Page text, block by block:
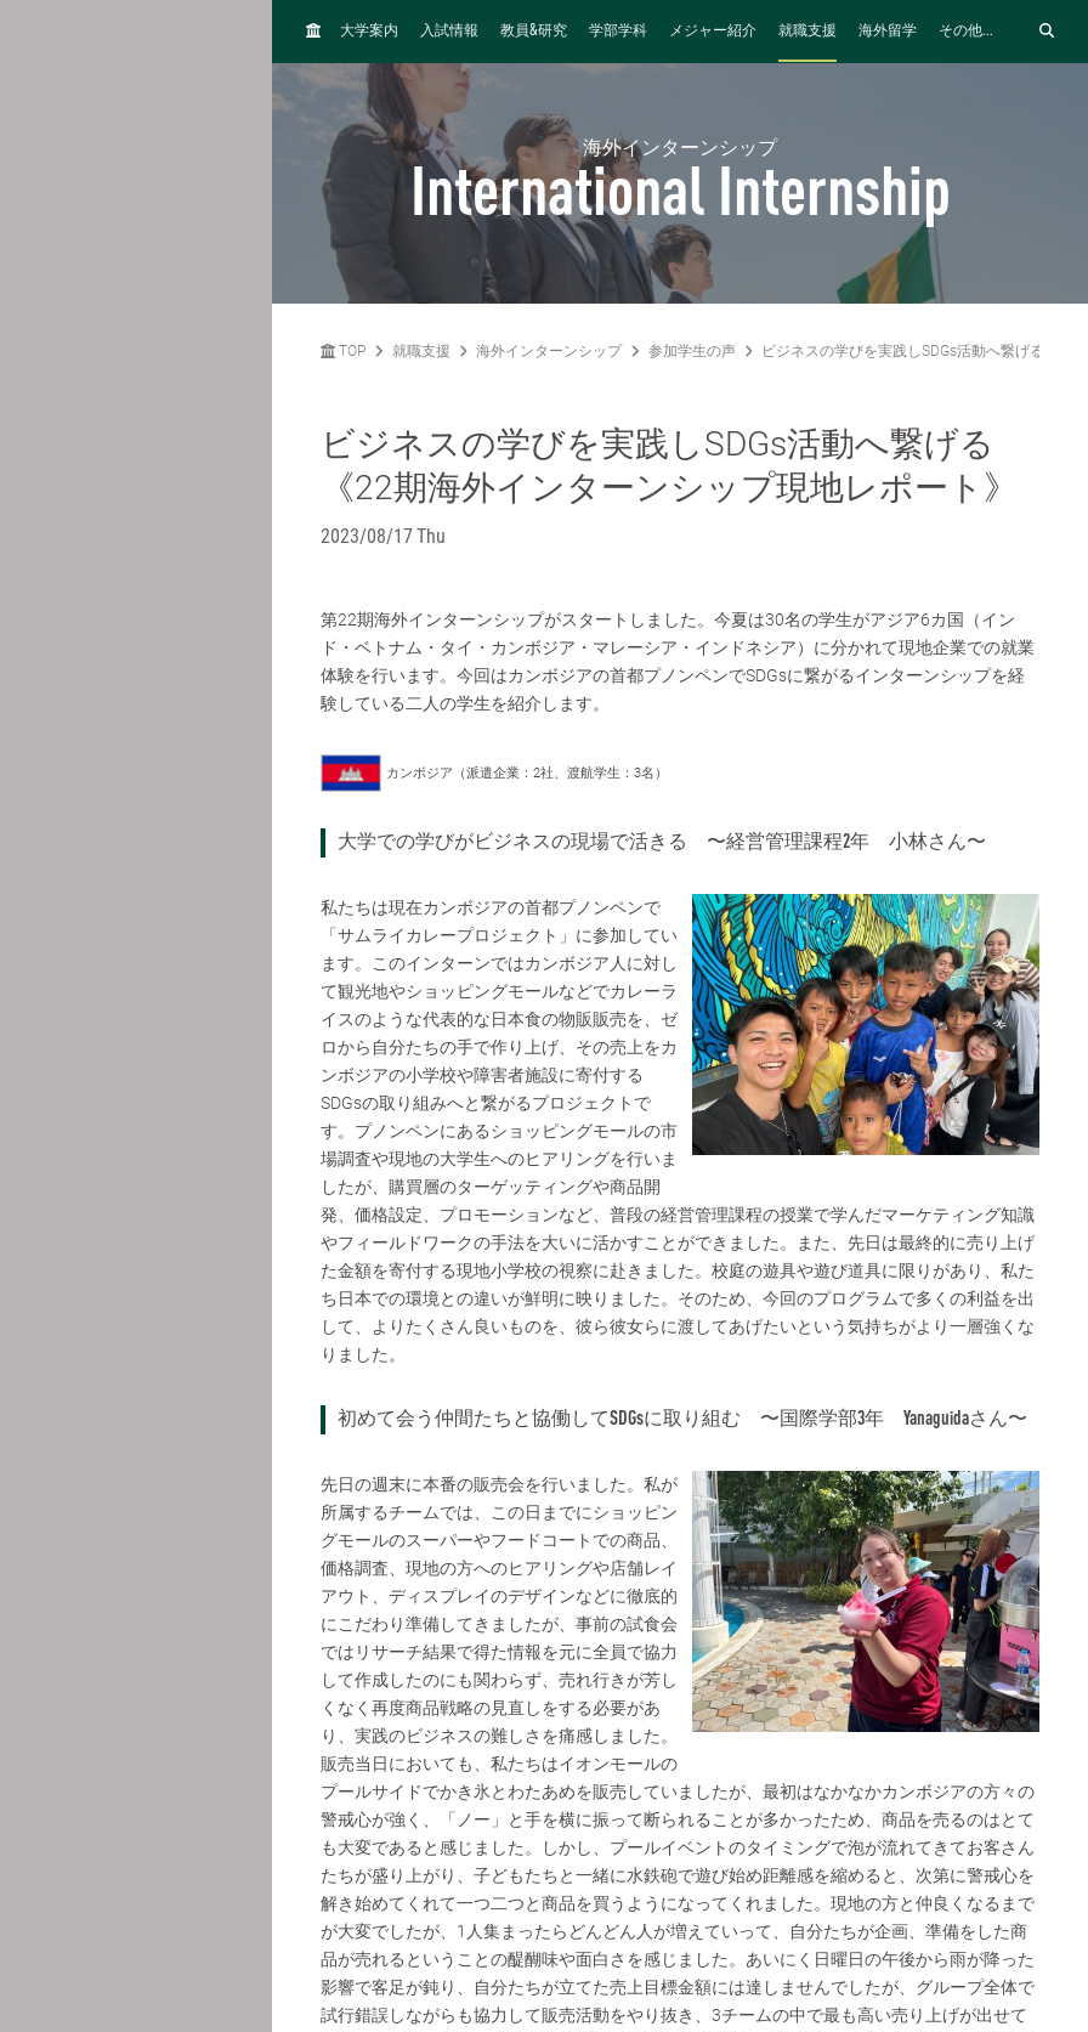
H
大学案内 入試情報 教員&研究 学部学科 メジャー紹介 就職支援 海外留学 その他...
海外インターンシップ
International Internship
TOP 就職支援 海外インターンシップ 参加学生の声 ビジネスの学びを実践しSDGs活動へ繋げる《22
ビジネスの学びを実践しSDGs活動へ繋げる
《22期海外インターンシップ現地レポート》
2023/08/17 Thu
第22期海外インターンシップがスタートしました。今夏は30名の学生がアジア6カ国（イン
ド・ベトナム・タイ・カンボジア・マレーシア・インドネシア）に分かれて現地企業での就業
体験を行います。今回はカンボジアの首都プノンペンでSDGsに繋がるインターンシップを経
験している二人の学生を紹介します。
カンボジア（派遣企業：2社、渡航学生：3名）
大学での学びがビジネスの現場で活きる 〜経営管理課程2年 小林さん〜
私たちは現在カンボジアの首都プノンペンで
「サムライカレープロジェクト」に参加してい
ます。このインターンではカンボジア人に対し
て観光地やショッピングモールなどでカレーラ
イスのような代表的な日本食の物販販売を、ゼ
ロから自分たちの手で作り上げ、その売上をカ
ンボジアの小学校や障害者施設に寄付する
SDGsの取り組みへと繋がるプロジェクトで
す。プノンペンにあるショッピングモールの市
場調査や現地の大学生へのヒアリングを行いま
したが、購買層のターゲッティングや商品開
発、価格設定、プロモーションなど、普段の経営管理課程の授業で学んだマーケティング知識
やフィールドワークの手法を大いに活かすことができました。また、先日は最終的に売り上げ
た金額を寄付する現地小学校の視察に赴きました。校庭の遊具や遊び道具に限りがあり、私た
ち日本での環境との違いが鮮明に映りました。そのため、今回のプログラムで多くの利益を出
して、よりたくさん良いものを、彼ら彼女らに渡してあげたいという気持ちがより一層強くな
りました。
初めて会う仲間たちと協働してSDGsに取り組む 〜国際学部3年 Yanaguidaさん〜
先日の週末に本番の販売会を行いました。私が
所属するチームでは、この日までにショッピン
グモールのスーパーやフードコートでの商品、
価格調査、現地の方へのヒアリングや店舗レイ
アウト、ディスプレイのデザインなどに徹底的
にこだわり準備してきましたが、事前の試食会
ではリサーチ結果で得た情報を元に全員で協力
して作成したのにも関わらず、売れ行きが芳し
くなく再度商品戦略の見直しをする必要があ
り、実践のビジネスの難しさを痛感しました。
販売当日においても、私たちはイオンモールの
プールサイドでかき氷とわたあめを販売していましたが、最初はなかなかカンボジアの方々の
警戒心が強く、「ノー」と手を横に振って断られることが多かったため、商品を売るのはとて
も大変であると感じました。しかし、プールイベントのタイミングで泡が流れてきてお客さん
たちが盛り上がり、子どもたちと一緒に水鉄砲で遊び始め距離感を縮めると、次第に警戒心を
解き始めてくれて一つ二つと商品を買うようになってくれました。現地の方と仲良くなるまで
が大変でしたが、1人集まったらどんどん人が増えていって、自分たちが企画、準備をした商
品が売れるということの醍醐味や面白さを感じました。あいにく日曜日の午後から雨が降った
影響で客足が鈍り、自分たちが立てた売上目標金額には達しませんでしたが、グループ全体で
試行錯誤しながらも協力して販売活動をやり抜き、3チームの中で最も高い売り上げが出せて